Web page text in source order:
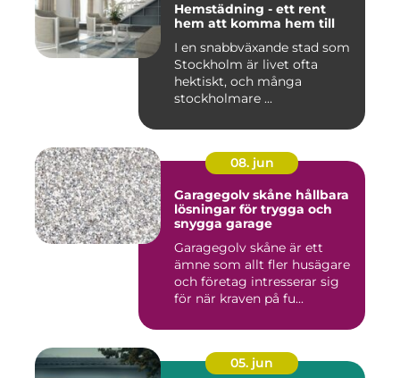
Hemstädning - ett rent
hem att komma hem till
I en snabbväxande stad som
Stockholm är livet ofta
hektiskt, och många
stockholmare ...
08. jun
Garagegolv skåne hållbara
lösningar för trygga och
snygga garage
Garagegolv skåne är ett
ämne som allt fler husägare
och företag intresserar sig
för när kraven på fu...
05. jun